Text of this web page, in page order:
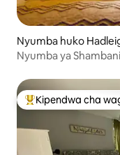
Nyumba huko
Nyumba ya
Kipendwa maarufu
Kipendwa cha